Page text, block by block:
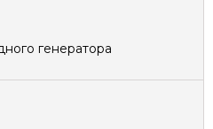
генератора